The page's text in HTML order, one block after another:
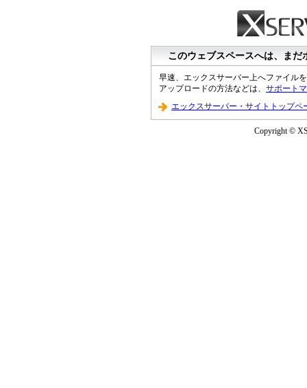
このウェブスペースへは、ま
早速、エックスサーバー上へファイル
アップロードの方法などは、 サポート
エックスサーバー・サイトトップペ
Copyright ©